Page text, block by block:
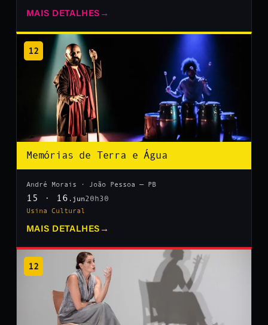
MAIS DETALHES →
12
Memórias de Terra e Água
André Morais · João Pessoa — PB
15 · 16 .jun20h30
Usina Cultural
MAIS DETALHES →
12